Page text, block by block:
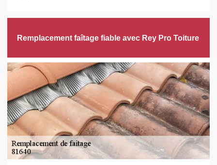
Remplacement faîtage fiable avec Rey Pro Toiture